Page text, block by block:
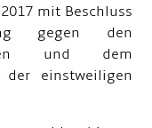
mit Beschluss
gegen den
und dem
der einstweiligen